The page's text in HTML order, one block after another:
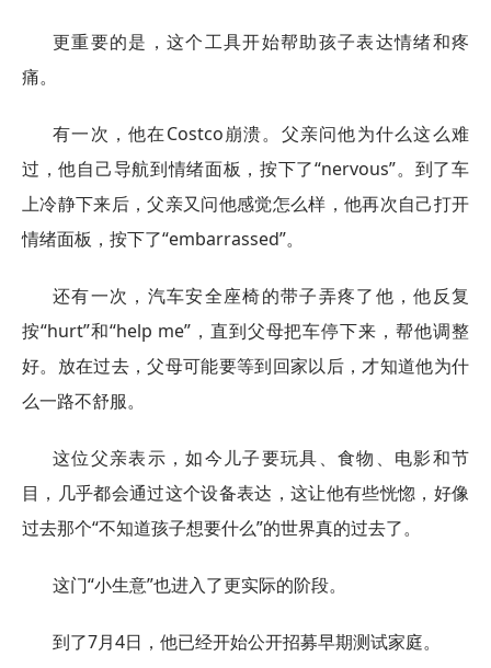
更重要的是，这个工具开始帮助孩子表达情绪和疼
痛。
有一次，他在Costco崩溃。父亲问他为什么这么难
过，他自己导航到情绪面板，按下了“nervous”。到了车
上冷静下来后，父亲又问他感觉怎么样，他再次自己打开
情绪面板，按下了“embarrassed”。
还有一次，汽车安全座椅的带子弄疼了他，他反复
按“hurt”和“help me”，直到父母把车停下来，帮他调整
好。放在过去，父母可能要等到回家以后，才知道他为什
么一路不舒服。
这位父亲表示，如今儿子要玩具、食物、电影和节
目，几乎都会通过这个设备表达，这让他有些恍惚，好像
过去那个“不知道孩子想要什么”的世界真的过去了。
这门“小生意”也进入了更实际的阶段。
到了7月4日，他已经开始公开招募早期测试家庭。